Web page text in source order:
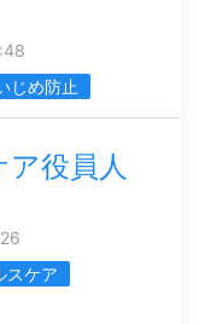
じめ防止
役員人
スケア